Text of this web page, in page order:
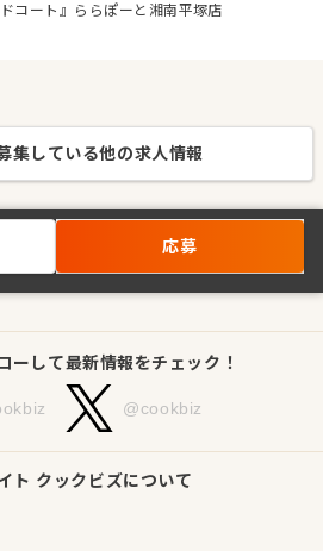
コート』ららぽーと湘南平塚店
集している他の求人情報
応募
ーして最新情報をチェック！
@cookbiz
ト クックビズについて